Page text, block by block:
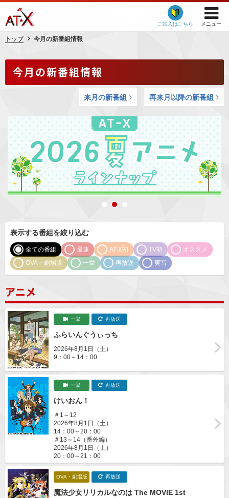
ご加入はこちら メニュー
トップ 今月の新番組情報
今月の新番組情報
来月の新番組 再来月以降の新番組
表示する番組を絞り込む
全ての番組 最速 AT-X初 TV初
オススメ
OVA・劇場版
一挙 再放送 実写
アニメ
一挙 再放送
ふらいんぐうぃっち
2026年8月1日（土）
9：00～14：00
一挙 再放送
けいおん！
＃1～12
2026年8月1日（土）
14：00～20：00
＃13～14（番外編）
2026年8月1日（土）
20：00～21：00
OVA・劇場版 再放送
魔法少女リリカルなのは The MOVIE 1st